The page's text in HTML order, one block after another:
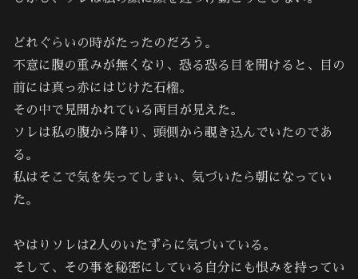
どれぐらいの時がたったのだろう。
不意に腹の重みが無くなり、恐る恐る目を開けると、目の
前には真っ赤にはじけた石榴。
その中で見開かれている両目が見えた。
ソレは私の腹から降り、頭側から覗き込んでいたのであ
る。
私はそこで気を失ってしまい、気づいたら朝になってい
た。
やはりソレは2人のいたずらに気づいている。
そして、その事を秘密にしている自分にも恨みを持ってい